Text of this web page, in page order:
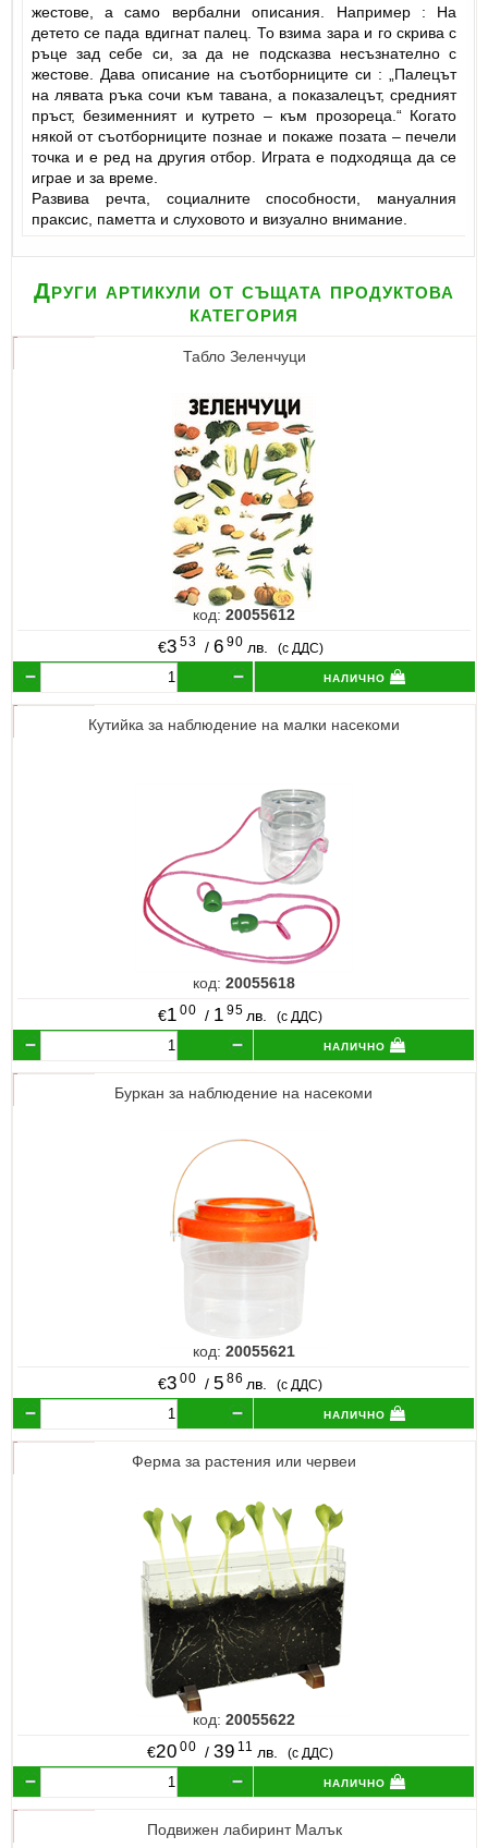
жестове, а само вербални описания. Например : На
детето се пада вдигнат палец. То взима зара и го скрива с
ръце зад себе си, за да не подсказва несъзнателно с
жестове. Дава описание на съотборниците си : „Палецът
на лявата ръка сочи към тавана, а показалецът, средният
пръст, безименният и кутрето – към прозореца.“ Когато
някой от съотборниците познае и покаже позата – печели
точка и е ред на другия отбор. Играта е подходяща да се
играе и за време.
Развива речта, социалните способности, мануалния
праксис, паметта и слуховото и визуално внимание.
Други артикули от същата продуктова
категория
Табло Зеленчуци
код: 20055612
€3 53 /6 90 лв. (с ДДС)
налично
Кутийка за наблюдение на малки насекоми
код: 20055618
€1 00 / 1 95 лв. (с ДДС)
налично
Буркан за наблюдение на насекоми
код: 20055621
€3 00 / 5 86 лв. (с ДДС)
налично
Ферма за растения или червеи
код: 20055622
€20 00 /39 11 лв. (с ДДС)
налично
Подвижен лабиринт Малък